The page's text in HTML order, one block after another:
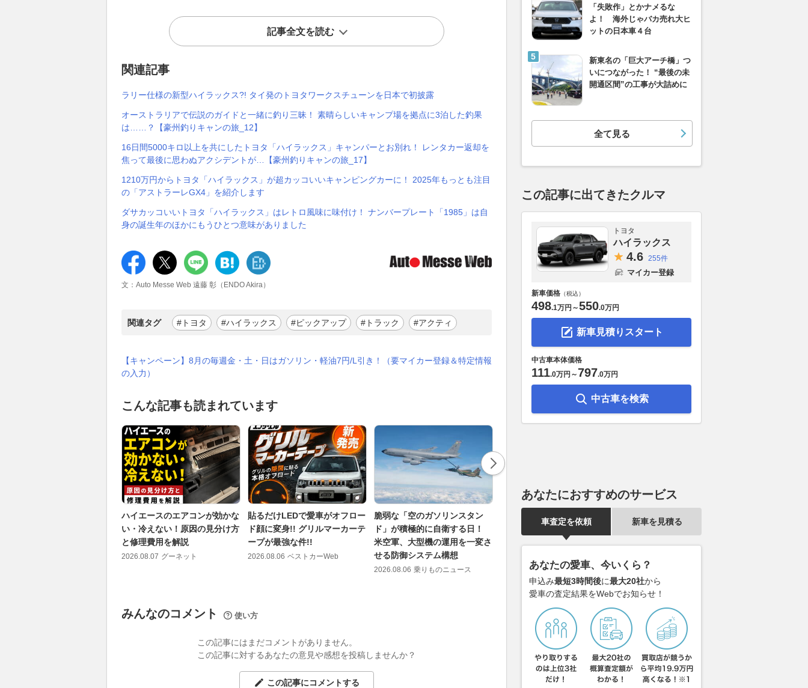
記事全文を読む
関連記事
ラリー仕様の新型ハイラックス?! タイ発のトヨタワークスチューンを日本で初披露
オーストラリアで伝説のガイドと一緒に釣り三昧！ 素晴らしいキャンプ場を拠点に3泊した釣果
は……？【豪州釣りキャンの旅_12】
16日間5000キロ以上を共にしたトヨタ「ハイラックス」キャンパーとお別れ！ レンタカー返却を
焦って最後に思わぬアクシデントが…【豪州釣りキャンの旅_17】
1210万円からトヨタ「ハイラックス」が超カッコいいキャンピングカーに！ 2025年もっとも注目
の「アストラーレGX4」を紹介します
ダサカッコいいトヨタ「ハイラックス」はレトロ風味に味付け！ ナンバープレート「1985」は自
身の誕生年のほかにもうひとつ意味がありました
文：Auto Messe Web 遠藤 彰（ENDO Akira）
関連タグ #トヨタ #ハイラックス #ピックアップ #トラック #アクティ
【キャンペーン】8月の毎週金・土・日はガソリン・軽油7円/L引き！（要マイカー登録＆特定情報
の入力）
こんな記事も読まれています
ハイエースのエアコンが効かな
い・冷えない！原因の見分け方
と修理費用を解説
2026.08.07 グーネット
貼るだけLEDで愛車がオフロー
ド顔に変身!! グリルマーカーテ
ープが最強な件!!
2026.08.06 ベストカーWeb
脆弱な「空のガソリンスタン
ド」が積極的に自衛する日！
米空軍、大型機の運用を一変さ
せる防御システム構想
2026.08.06 乗りものニュース
ちょっとした街乗りでも楽しく
なってくるね 自分のスタイル
で主張できる原付二種の「個性
2026.08.06 VAGUE
ダイハツとトヨタGRが生んだ
奇跡の１台！ 「コペン GR
2026.08.06
みんなのコメント 使い方
この記事にはまだコメントがありません。
この記事に対するあなたの意見や感想を投稿しませんか？
この記事にコメントする
「失敗作」とかナメるな
よ！ 海外じゃバカ売れ大ヒ
ットの日本車４台
新東名の「巨大アーチ橋」つ
いにつながった！ “最後の未
開通区間”の工事が大詰めに
全て見る
この記事に出てきたクルマ
トヨタ
ハイラックス
4.6 255件
マイカー登録
新車価格 （税込）
498.1万円 ～550.0万円
新車見積りスタート
中古車本体価格
111.0万円 ～797.0万円
中古車を検索
あなたにおすすめのサービス
車査定を依頼 新車を見積る
あなたの愛車、今いくら？
申込み最短3時間後に最大20社から
愛車の査定結果をWebでお知らせ！